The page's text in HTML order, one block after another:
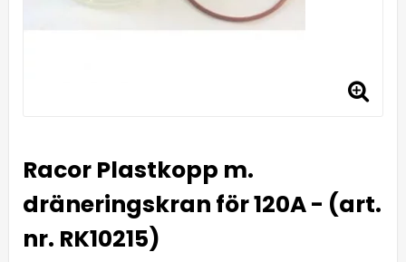
Racor Plastkopp m.
dräneringskran för 120A - (art.
nr. RK10215)